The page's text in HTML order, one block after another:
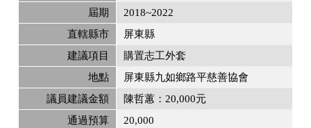
屆期
2018~2022
直轄縣市
屏東縣
建議項目
購置志工外套
地點
屏東縣九如鄉路平慈善協會
議員建議金額
陳哲蕙：20,000元
通過預算
20,000